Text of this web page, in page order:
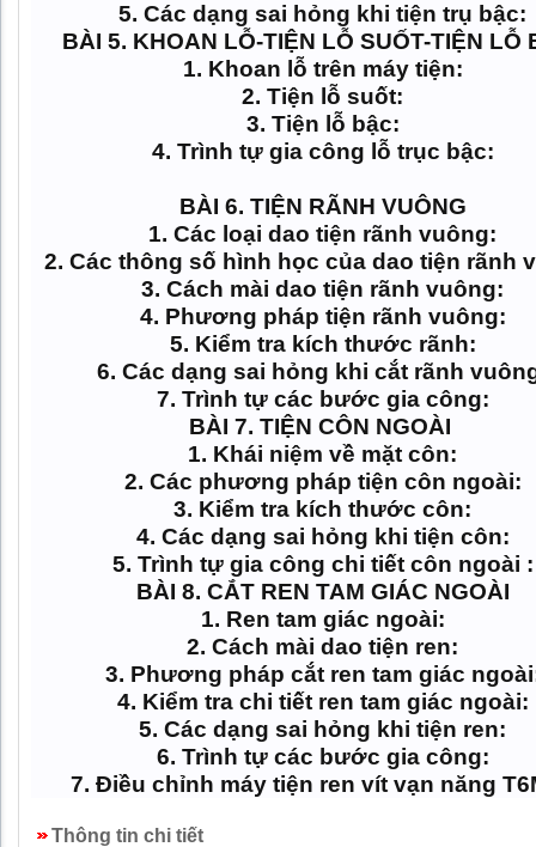
5. Các dạng sai hỏng khi tiện trụ bậc:
BÀI 5. KHOAN LỖ-TIỆN LỖ SUỐT-TIỆN LỖ
1. Khoan lỗ trên máy tiện:
2. Tiện lỗ suốt:
3. Tiện lỗ bậc:
4. Trình tự gia công lỗ trục bậc:
BÀI 6. TIỆN RÃNH VUÔNG
1. Các loại dao tiện rãnh vuông:
2. Các thông số hình học của dao tiện rãnh
3. Cách mài dao tiện rãnh vuông:
4. Phương pháp tiện rãnh vuông:
5. Kiểm tra kích thước rãnh:
6. Các dạng sai hỏng khi cắt rãnh
7. Trình tự các bước gia công:
BÀI 7. TIỆN CÔN NGOÀI
1. Khái niệm về mặt côn:
2. Các phương pháp tiện côn ngoài:
3. Kiểm tra kích thước côn:
4. Các dạng sai hỏng khi tiện côn:
5. Trình tự gia công chi tiết côn ngoài :
BÀI 8. CẮT REN TAM GIÁC NGOÀI
1. Ren tam giác ngoài:
2. Cách mài dao tiện ren:
3. Phương pháp cắt ren tam giác
4. Kiểm tra chi tiết ren tam giác ngoài:
5. Các dạng sai hỏng khi tiện ren:
6. Trình tự các bước gia công:
7. Điều chỉnh máy tiện ren vít vạn năng
Thông tin chi tiết